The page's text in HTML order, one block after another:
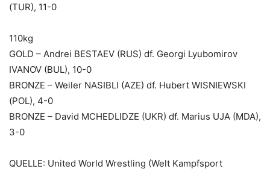
(TUR), 11-0
110kg
GOLD – Andrei BESTAEV (RUS) df. Georgi Lyubomirov
IVANOV (BUL), 10-0
BRONZE – Weiler NASIBLI (AZE) df. Hubert WISNIEWSKI
(POL), 4-0
BRONZE – David MCHEDLIDZE (UKR) df. Marius UJA (MDA),
3-0
QUELLE: United World Wrestling (Welt Kampfsport